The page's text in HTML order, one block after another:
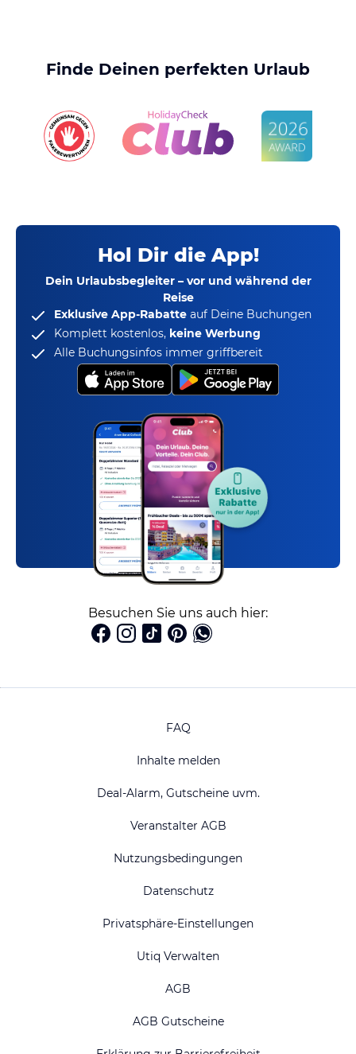
Finde Deinen perfekten Urlaub
Hol Dir die App!
Dein Urlaubsbegleiter – vor und während der
Reise
Exklusive App-Rabatte auf Deine Buchungen
Komplett kostenlos, keine Werbung
Alle Buchungsinfos immer griffbereit
Besuchen Sie uns auch hier:
FAQ
Inhalte melden
Deal-Alarm, Gutscheine uvm.
Veranstalter AGB
Nutzungsbedingungen
Datenschutz
Privatsphäre-Einstellungen
Utiq Verwalten
AGB
AGB Gutscheine